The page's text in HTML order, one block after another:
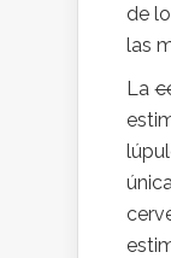
de
las
La